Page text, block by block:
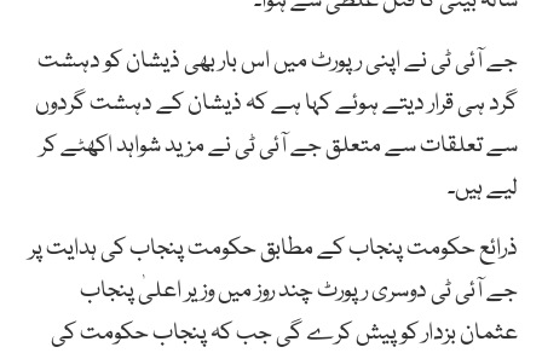
جے آئی ٹی نے اپنی رپورٹ میں اس بار بھی ذیشان کو دہشت
گرد ہی قرار دیتے ہوئے کہا ہے کہ ذیشان کے دہشت گردوں
سے تعلقات سے متعلق جے آئی ٹی نے مزید شواہد اکھٹے کر
لیے ہیں۔
ذرائع حکومت پنجاب کے مطابق حکومت پنجاب کی ہدایت پر
جے آئی ٹی دوسری رپورٹ چند روز میں وزیر اعلیٰ پنجاب
عثمان بزدار کو پیش کرے گی جب کہ پنجاب حکومت کی